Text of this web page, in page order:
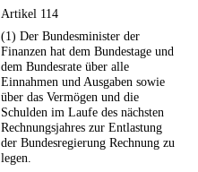
Artikel 114
(1) Der Bundesminister der
Finanzen hat dem Bundestage und
dem Bundesrate über alle
Einnahmen und Ausgaben sowie
über das Vermögen und die
Schulden im Laufe des nächsten
Rechnungsjahres zur Entlastung
der Bundesregierung Rechnung zu
legen.